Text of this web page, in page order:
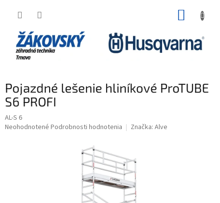
Pojazdné lešenie hliníkové ProTUBE
S6 PROFI
AL-S 6
Priemerné hodnotenie produktu je 0,0 z 5 hviezdičiek.
Neohodnotené Podrobnosti hodnotenia Značka: Alve